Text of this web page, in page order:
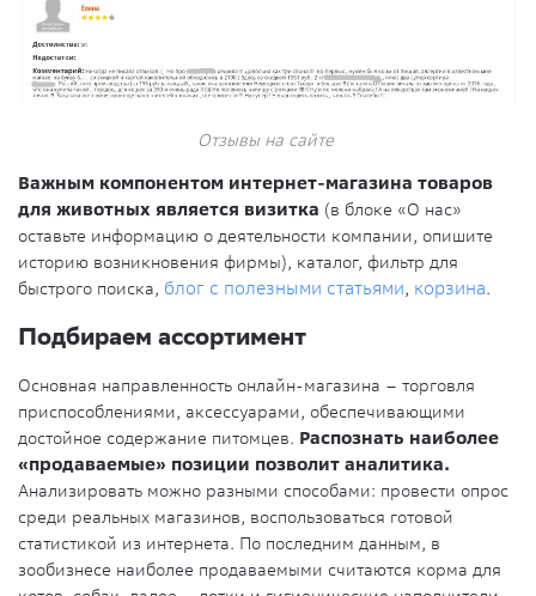
Отзывы на сайте
Важным компонентом интернет-магазина товаров
для животных является визитка (в блоке «О нас»
оставьте информацию о деятельности компании, опишите
историю возникновения фирмы), каталог, фильтр для
быстрого поиска, блог с полезными статьями, корзина.
Подбираем ассортимент
Основная направленность онлайн-магазина – торговля
приспособлениями, аксессуарами, обеспечивающими
достойное содержание питомцев. Распознать наиболее
«продаваемые» позиции позволит аналитика.
Анализировать можно разными способами: провести опрос
среди реальных магазинов, воспользоваться готовой
статистикой из интернета. По последним данным, в
зообизнесе наиболее продаваемыми считаются корма для